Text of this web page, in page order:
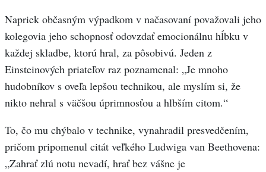
Napriek občasným výpadkom v načasovaní považovali jeho
kolegovia jeho schopnosť odovzdať emocionálnu hĺbku v
každej skladbe, ktorú hral, za pôsobivú. Jeden z
Einsteinových priateľov raz poznamenal: „Je mnoho
hudobníkov s oveľa lepšou technikou, ale myslím si, že
nikto nehral s väčšou úprimnosťou a hlbším citom.“
To, čo mu chýbalo v technike, vynahradil presvedčením,
pričom pripomenul citát veľkého Ludwiga van Beethovena:
„Zahrať zlú notu nevadí, hrať bez vášne je